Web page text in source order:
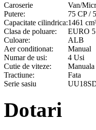
Caroserie
Van/
Putere:
75 CP /
Capacitate cilindrica:1461
Clasa de poluare:
EURO 5
Culoare:
ALB
Aer conditionat:
Manual
Numar de usi:
4 Usi
Cutie de viteze:
Manuala
Tractiune:
Fata
Serie sasiu
Dotari